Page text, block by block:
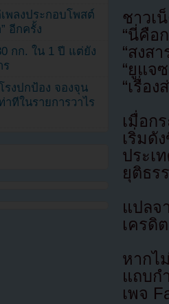
ชาวเ
“นี่คือ
“สงสา
“ยูแจ
“เรื่อ
เมื่อก
เริ่มดั
ประ
ยุติธร
แปล
เครดิ
หากไ
แถบก
เพจ
พลงประกอบโพสต์
อีกครั้ง
กก. ใน 1 ปี แต่ยัง
ร
รงปกป้อง จองจุน
ทีในรายการวาไร